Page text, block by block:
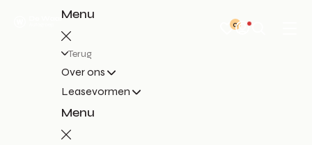
Menu
Terug
Over ons
Leasevormen
Menu
0